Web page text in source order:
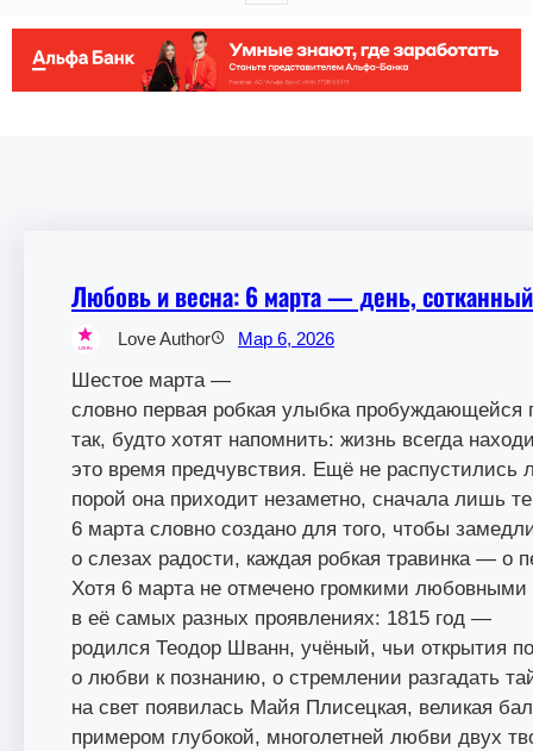
Любовь и весна: 6 марта — день,
Love Author Мар 6, 2026
Шестое марта —
словно первая робкая улыбка пробуждающейся
так, будто хотят напомнить: жизнь всегда
это время предчувствия. Ещё не
порой она приходит незаметно, сначала лишь
6 марта словно создано для того, чтобы
о слезах радости, каждая робкая травинка — о
Хотя 6 марта не отмечено громкими
в её самых разных проявлениях: 1815 год —
родился Теодор Шванн, учёный, чьи открытия
о любви к познанию, о стремлении разгадать
на свет появилась Майя Плисецкая, великая
примером глубокой, многолетней любви двух